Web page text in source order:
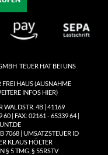
TEUER HAT BEI UNS
FREI HAUS(AUSNAHME
INFOS HIER)
WALDSTR. 4B | 41169
| FAX: 02161 - 65339 64 |
7068 | UMSATZSTEUER ID
KLAUS HÖLTER
§ 5 TMG, § 55RSTV